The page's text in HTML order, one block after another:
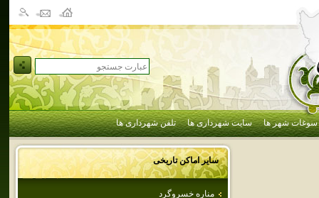
سوغات شهر ها سایت شهرداری ها تلفن شهرداری ها
سایر اماکن تاریخی
مناره خسروگرد